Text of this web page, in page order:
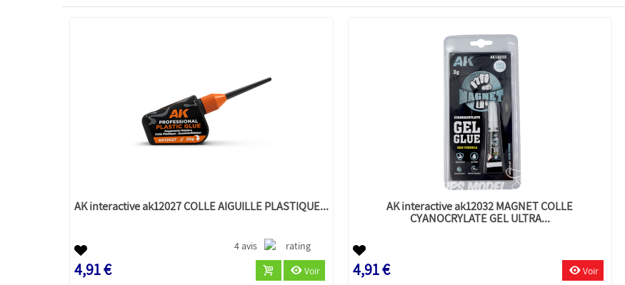
AK interactive ak12027 COLLE AIGUILLE PLASTIQUE...
4 avis
4,91 € Voir
AK interactive ak12032 MAGNET COLLE
CYANOCRYLATE GEL ULTRA...
4,91 € Voir